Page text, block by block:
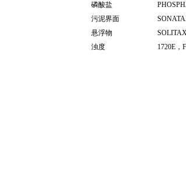
磷酸盐
污泥界面
悬浮物
浊度
1720E